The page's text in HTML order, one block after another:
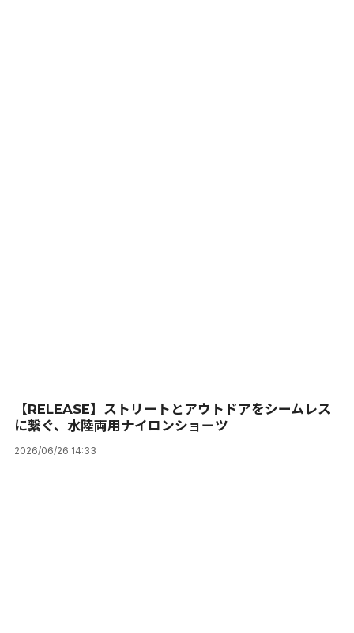
【RELEASE】ストリートとアウトドアをシームレス
に繋ぐ、水陸両用ナイロンショーツ
2026/06/26 14:33